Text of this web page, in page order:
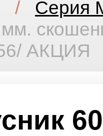
/ Серия
АКЦИЯ